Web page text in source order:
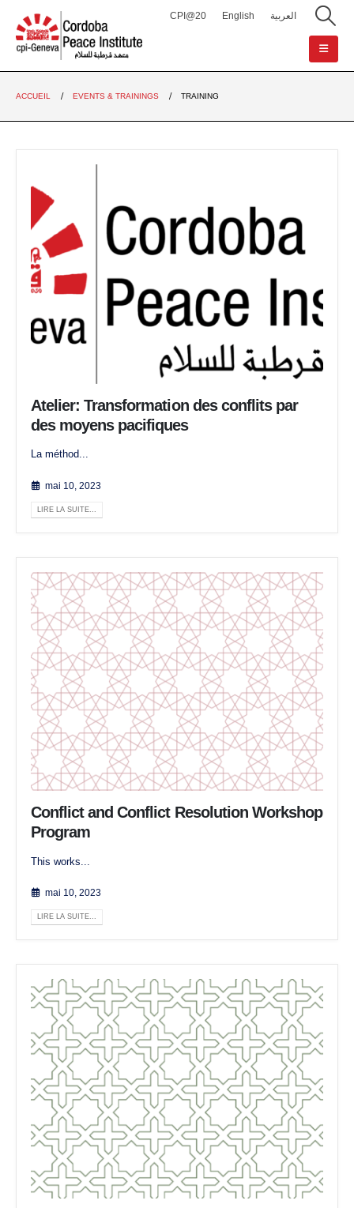
CPI@20 English العربية
ACCUEIL EVENTS & TRAININGS TRAINING
Atelier: Transformation des conflits par
des moyens pacifiques
La méthod...
mai 10, 2023
LIRE LA SUITE...
Conflict and Conflict Resolution Workshop
Program
This works...
mai 10, 2023
LIRE LA SUITE...